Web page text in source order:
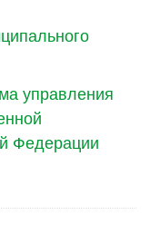
управления
Федерации